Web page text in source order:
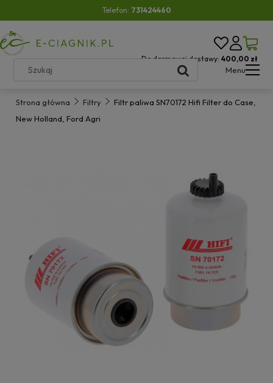
Telefon: 731424460
Do darmowej dostawy: 400,00 zł
Menu
Strona główna Filtry
Filtr paliwa SN70172 Hifi Filter do Case,
New Holland, Ford Agri